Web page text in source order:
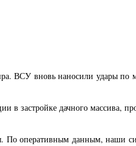
ВСУ вновь наносили удары по
застройке дачного массива,
По оперативным данным, наши